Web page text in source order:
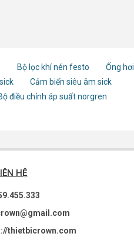
Bộ lọc khí nén festo
Ống hơi
Cảm biến siêu âm sick
điều chỉnh áp suất norgren
HỆ
thietbicrown.com